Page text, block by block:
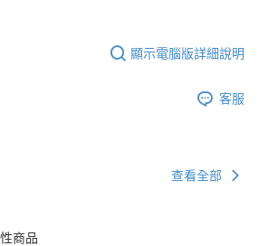
顯示電腦版詳細說明
客服
查看全部
商品